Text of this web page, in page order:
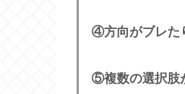
④方向がブレた
⑤複数の選択肢